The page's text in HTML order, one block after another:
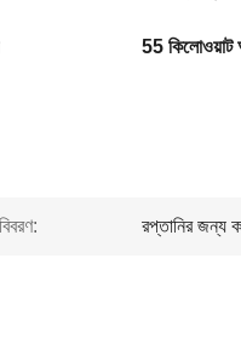
55 কিলোওয়াট
রপ্তানির জন্য